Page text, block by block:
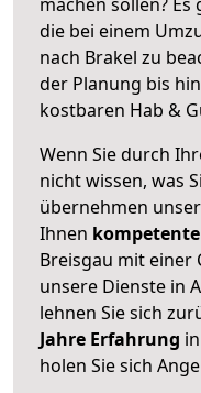
die bei einem
nach Brakel zu
der Planung bis
kostbaren Hab &
Wenn Sie durch
nicht wissen, was
übernehmen
Ihnen
Breisgau mit einer
unsere Dienste in
lehnen Sie sich
Jahre Erfahrung
holen Sie sich